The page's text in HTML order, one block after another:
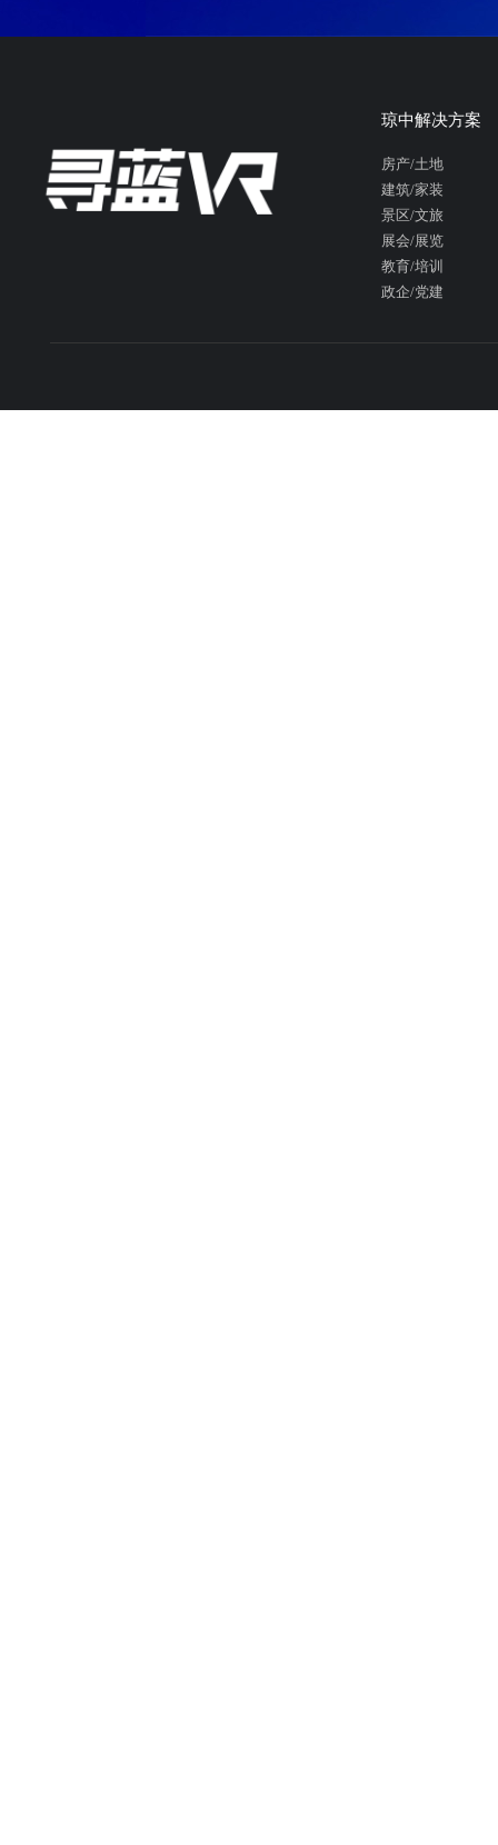
琼中解决方案
房产/土地
建筑/家装
景区/文旅
展会/展览
教育/培训
政企/党建